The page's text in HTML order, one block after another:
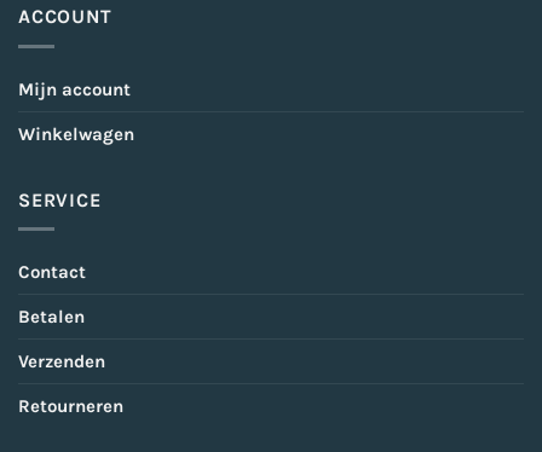
ACCOUNT
Mijn account
Winkelwagen
SERVICE
Contact
Betalen
Verzenden
Retourneren